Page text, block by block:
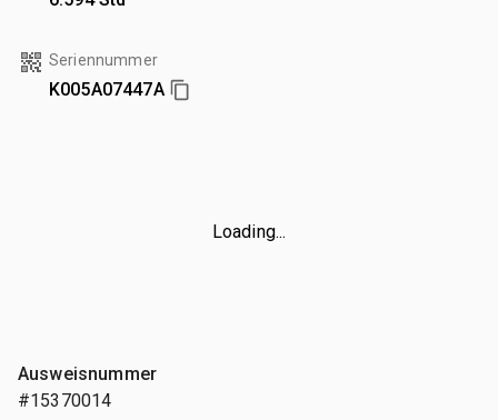
Seriennummer
K005A07447A
Loading...
Ausweisnummer
#15370014